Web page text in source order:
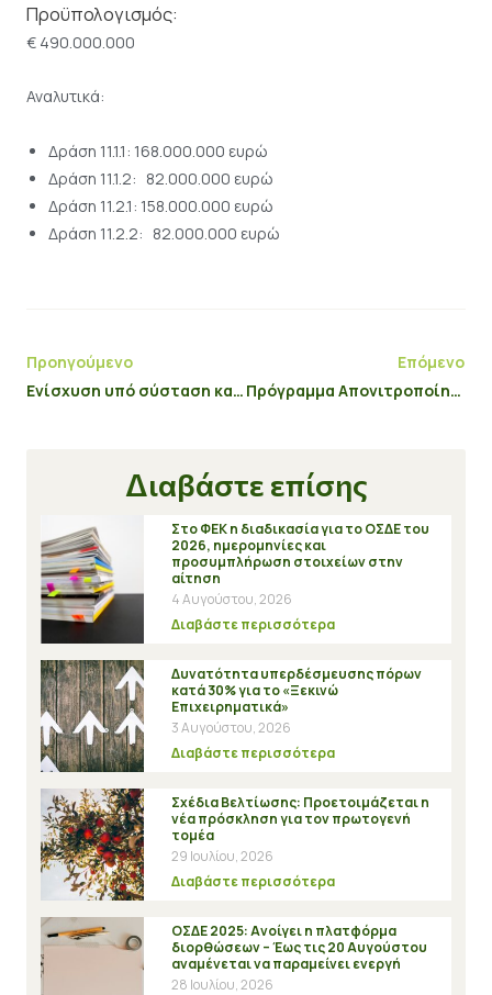
Προϋπολογισμός:
€ 490.000.000
Αναλυτικά:
Δράση 11.1.1: 168.000.000 ευρώ
Δράση 11.1.2: 82.000.000 ευρώ
Δράση 11.2.1: 158.000.000 ευρώ
Δράση 11.2.2: 82.000.000 ευρώ
Προηγούμενο
Ενίσχυση υπό σύσταση και υφιστάμενων, πολύ Μικρών και Μικρών Επιχειρήσεων του Ν. Αιγαίου
Επόμενο
Πρόγραμμα Απονιτροποίησης
Διαβάστε επίσης
Στο ΦΕΚ η διαδικασία για το ΟΣΔΕ του
2026, ημερομηνίες και
προσυμπλήρωση στοιχείων στην
αίτηση
4 Αυγούστου, 2026
Διαβάστε περισσότερα
Δυνατότητα υπερδέσμευσης πόρων
κατά 30% για το «Ξεκινώ
Επιχειρηματικά»
3 Αυγούστου, 2026
Διαβάστε περισσότερα
Σχέδια Βελτίωσης: Προετοιμάζεται η
νέα πρόσκληση για τον πρωτογενή
τομέα
29 Ιουλίου, 2026
Διαβάστε περισσότερα
ΟΣΔΕ 2025: Ανοίγει η πλατφόρμα
διορθώσεων – Έως τις 20 Αυγούστου
αναμένεται να παραμείνει ενεργή
28 Ιουλίου, 2026